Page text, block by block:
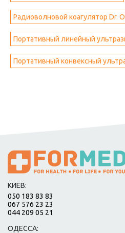
Радиоволновой коагулятор Dr.
Портативный линейный
Портативный конвексный
КИЕВ:
050 183 83 83
067 576 23 23
044 209 05 21
ОДЕССА: